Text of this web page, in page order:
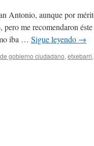
Antonio, aunque por
me recomendaron
iba … Sigue leyendo →
gobierno ciudadano, etxebarri,